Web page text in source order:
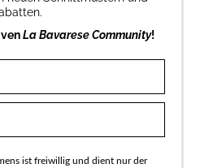
La Bavarese Community!
ist freiwillig und dient nur der